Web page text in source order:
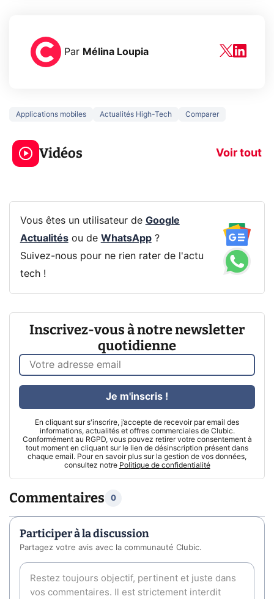
Par Mélina Loupia
Applications mobiles Actualités High-Tech Comparer
Vidéos Voir tout
5 générations de
jeux dans la
prochaine Xbox !
Ce que vous
navigation
Vous êtes un utilisateur de Google
Actualitésou de WhatsApp?
Suivez-nous pour ne rien rater de l'actu
tech !
Inscrivez-vous à notre newsletter
quotidienne
En cliquant sur s'inscrire, j’accepte de recevoir par email des
informations, actualités et offres commerciales de Clubic.
Conformément au RGPD, vous pouvez retirer votre consentement à
tout moment en cliquant sur le lien de désinscription présent dans
chaque email. Pour en savoir plus sur la gestion de vos données,
consultez notre Politique de confidentialité
Je m'inscris !
Commentaires 0
Participer à la discussion
Partagez votre avis avec la communauté Clubic.